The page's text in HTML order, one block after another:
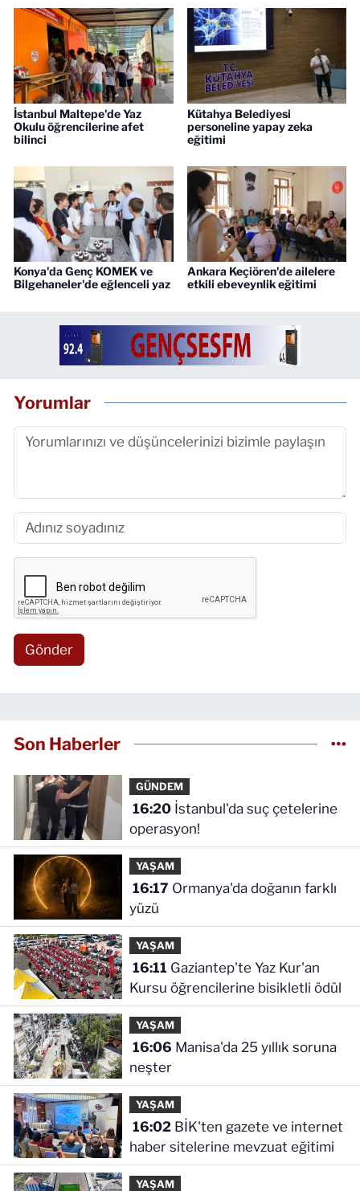
İstanbul Maltepe'de Yaz
Okulu öğrencilerine afet
bilinci
Kütahya Belediyesi
personeline yapay zeka
eğitimi
Konya'da Genç KOMEK ve
Bilgehaneler'de eğlenceli yaz
Ankara Keçiören'de ailelere
etkili ebeveynlik eğitimi
Yorumlar
Gönder
Son Haberler
GÜNDEM
16:20İstanbul'da suç çetelerine
operasyon!
YAŞAM
16:17
yüzü
YAŞAM
16:11
Kursu öğrencilerine bisikletli ödül
YAŞAM
16:06
neşter
YAŞAM
16:02BİK'ten gazete ve internet
haber sitelerine mevzuat eğitimi
YAŞAM